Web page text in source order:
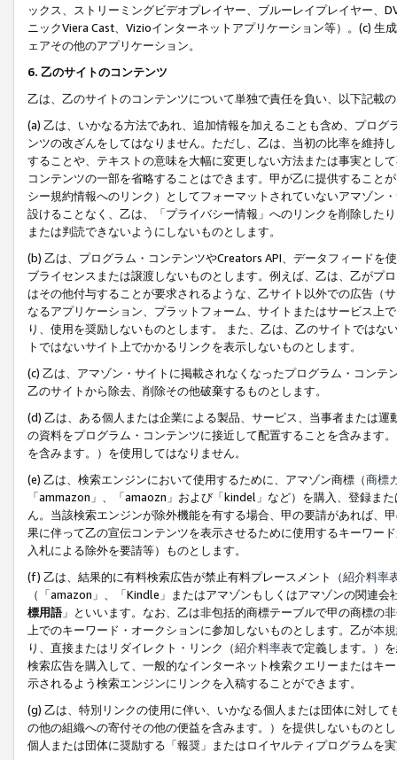
ックス、ストリーミングビデオプレイヤー、ブルーレイプレイヤー、
ニックViera Cast、Vizioインターネットアプリケーション等）。(c)
ェアその他のアプリケーション。
6. 乙のサイトのコンテンツ
乙は、乙のサイトのコンテンツについて単独で責任を負い、以下記載
(a) 乙は、いかなる方法であれ、追加情報を加えることも含め、プロ
ンツの改ざんをしてはなりません。ただし、乙は、当初の比率を維持
することや、テキストの意味を大幅に変更しない方法または事実とし
コンテンツの一部を省略することはできます。甲が乙に提供すること
シー規約情報へのリンク）としてフォーマットされていないアマゾン
設けることなく、乙は、「プライバシー情報」へのリンクを削除した
または判読できないようにしないものとします。
(b) 乙は、プログラム・コンテンツやCreators API、データフィード
ブライセンスまたは譲渡しないものとします。例えば、乙は、乙がプ
はその他付与することが要求されるような、乙サイト以外での広告（
なるアプリケーション、プラットフォーム、サイトまたはサービス上
り、使用を奨励しないものとします。 また、乙は、乙のサイトでは
トではないサイト上でかかるリンクを表示しないものとします。
(c) 乙は、アマゾン・サイトに掲載されなくなったプログラム・コン
乙のサイトから除去、削除その他破棄するものとします。
(d) 乙は、ある個人または企業による製品、サービス、当事者または
の資料をプログラム・コンテンツに接近して配置することを含みます
を含みます。）を使用してはなりません。
(e) 乙は、検索エンジンにおいて使用するために、アマゾン商標（商標
「ammazon」、「amaozn」および「kindel」など）を購入、登録ま
ん。当該検索エンジンが除外機能を有する場合、甲の要請があれば、
果に伴って乙の宣伝コンテンツを表示させるために使用するキーワー
入札による除外を要請等）ものとします。
(f) 乙は、結果的に有料検索広告が禁止有料プレースメント（紹介料率
（「amazon」、「Kindle」またはアマゾンもしくはアマゾンの関連
標用語」といいます。なお、乙は非包括的商標テーブルで甲の商標の
上でのキーワード・オークションに参加しないものとします。乙が本
り、直接またはリダイレクト・リンク（紹介料率表で定義します。）
検索広告を購入して、一般的なインターネット検索クエリーまたはキ
示されるよう検索エンジンにリンクを入稿することができます。
(g) 乙は、特別リンクの使用に伴い、いかなる個人または団体に対し
の他の組織への寄付その他の便益を含みます。）を提供しないものと
個人または団体に奨励する「報奨」またはロイヤルティプログラムを